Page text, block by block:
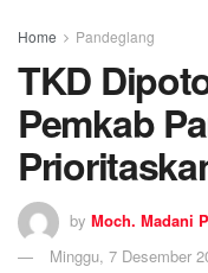
Home Pandeglang
TKD
Pemkab
by Moch. Madani
Minggu, 7 Desember